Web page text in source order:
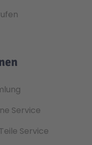
Service
Service